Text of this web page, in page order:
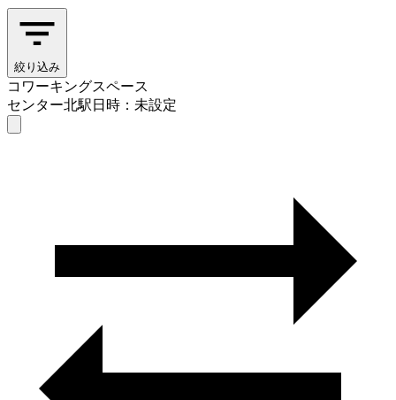
絞り込み
コワーキングスペース
センター北駅日時：未設定